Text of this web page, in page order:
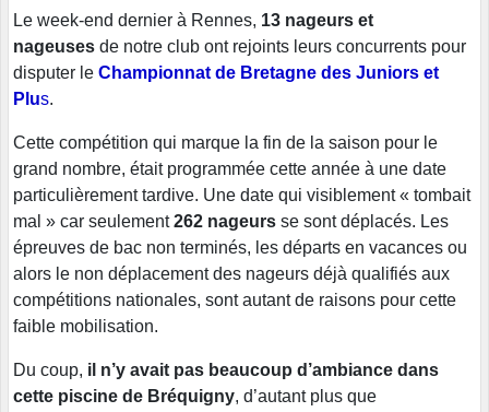
Le week-end dernier à Rennes, 13 nageurs et
nageuses de notre club ont rejoints leurs concurrents pour
disputer le Championnat de Bretagne des Juniors et
Plus.
Cette compétition qui marque la fin de la saison pour le
grand nombre, était programmée cette année à une date
particulièrement tardive. Une date qui visiblement « tombait
mal » car seulement262 nageurs se sont déplacés. Les
épreuves de bac non terminés, les départs en vacances ou
alors le non déplacement des nageurs déjà qualifiés aux
compétitions nationales, sont autant de raisons pour cette
faible mobilisation.
Du coup, il n’y avait pas beaucoup d’ambiance dans
cette piscine de Bréquigny, d’autant plus que